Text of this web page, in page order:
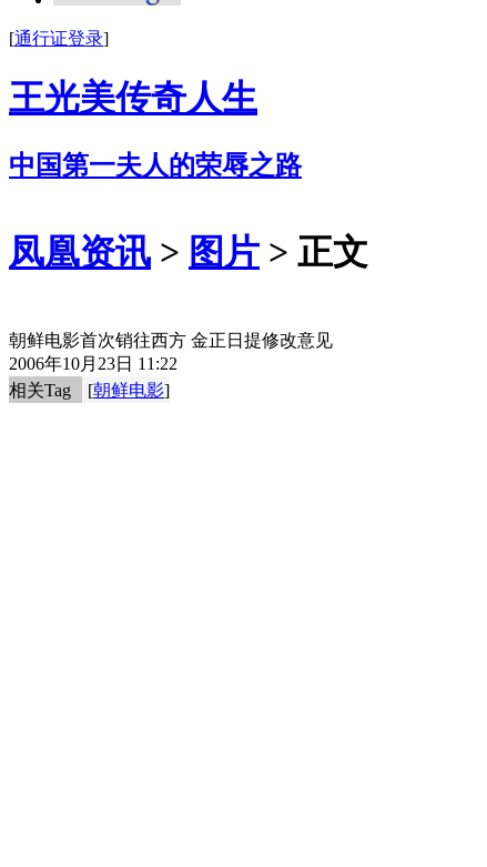
[通行证登录]
王光美传奇人生
中国第一夫人的荣辱之路
凤凰资讯 > 图片 > 正文
朝鲜电影首次销往西方 金正日提修改意见
2006年10月23日 11:22
相关Tag
[朝鲜电影]